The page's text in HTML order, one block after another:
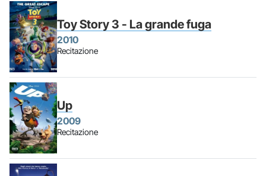
Toy Story 3 - La grande fuga
2010
Recitazione
Up
2009
Recitazione